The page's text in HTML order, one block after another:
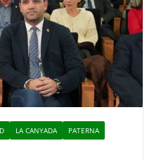
LA CANYADA
PATERNA